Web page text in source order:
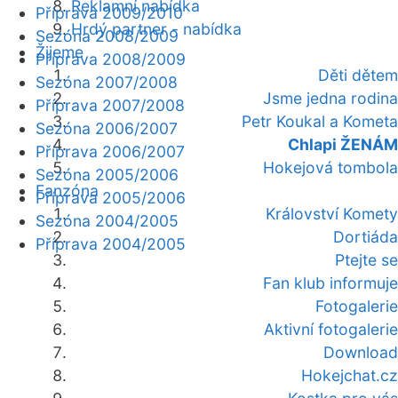
Reklamní nabídka
Hrdý partner - nabídka
Žijeme
Děti dětem
Jsme jedna rodina
Petr Koukal a Kometa
Chlapi ŽENÁM
Hokejová tombola
Fanzóna
Království Komety
Dortiáda
Ptejte se
Fan klub informuje
Fotogalerie
Aktivní fotogalerie
Download
Hokejchat.cz
Příprava 2009/2010
Sezóna 2008/2009
Příprava 2008/2009
Sezóna 2007/2008
Příprava 2007/2008
Sezóna 2006/2007
Příprava 2006/2007
Sezóna 2005/2006
Příprava 2005/2006
Sezóna 2004/2005
Příprava 2004/2005